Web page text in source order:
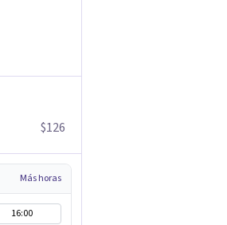
$126
Más horas
16:00